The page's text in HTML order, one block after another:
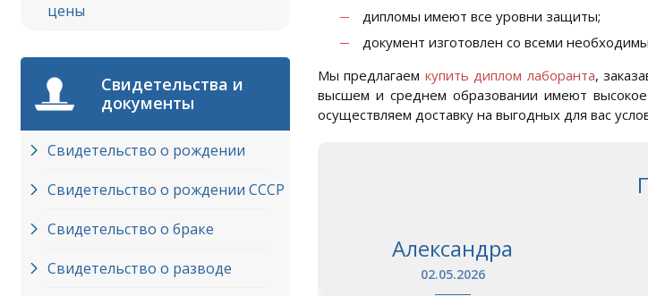
цены
Свидетельства и
документы
Свидетельство о рождении
Свидетельство о рождении СССР
Свидетельство о браке
Свидетельство о разводе
дипломы имеют все уровни защиты;
документ изготовлен со всеми
Мы предлагаем купить диплом лаборанта,
высшем и среднем образовании имеют
осуществляем доставку на выгодных для вас
Александра
02.05.2026